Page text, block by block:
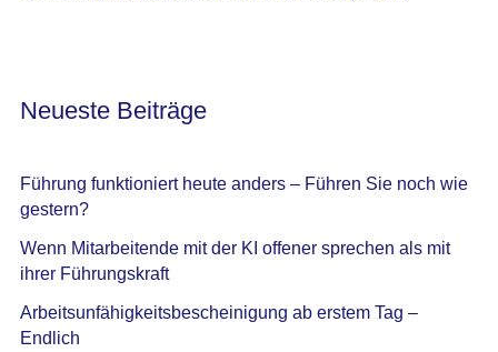
Neueste Beiträge
Führung funktioniert heute anders – Führen Sie noch wie
gestern?
Wenn Mitarbeitende mit der KI offener sprechen als mit
ihrer Führungskraft
Arbeitsunfähigkeitsbescheinigung ab erstem Tag –
Endlich